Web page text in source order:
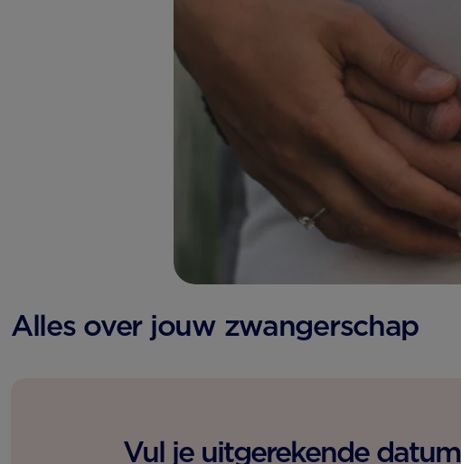
Alles over jouw zwangerschap
Vul je uitgerekende datum